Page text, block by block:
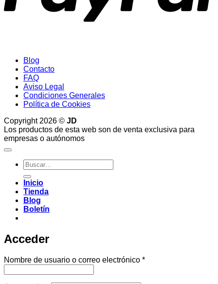
Blog
Contacto
FAQ
Aviso Legal
Condiciones Generales
Política de Cookies
Copyright 2026 © JD
Los productos de esta web son de venta exclusiva para
empresas o autónomos
Buscar
por:
Inicio
Tienda
Blog
Boletín
Acceder
Nombre de usuario o correo electrónico *Obligatorio